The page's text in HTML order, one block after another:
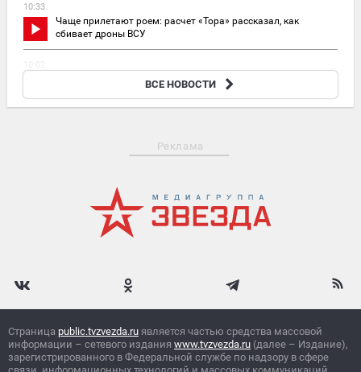
10:33
Чаще прилетают роем: расчет «Тора» рассказал, как
сбивает дроны ВСУ
Замглавы Минстроя: жилье в России «даст прикурить» любому
ВСЕ НОВОСТИ
Реклама
Страница public.tvzvezda.ru является частью средства массовой
информации – сетевого издания www.tvzvezda.ru (далее – Издание),
зарегистрированного в Федеральной службе по надзору в сфере